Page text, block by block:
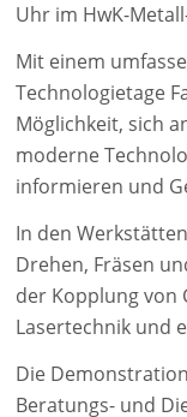
Uhr im HwK-
Mit einem
Technologietage
Möglichkeit, sich
moderne
informieren und
In den
Drehen, Fräsen
der Kopplung von
Lasertechnik und
Die
Beratungs- und